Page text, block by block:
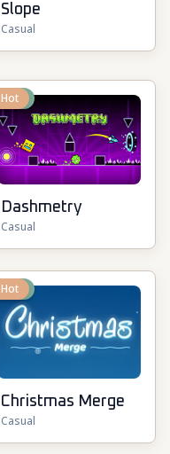
Slope
Casual
New
Hot
Dashmetry
Casual
New
Hot
Christmas Merge
Casual